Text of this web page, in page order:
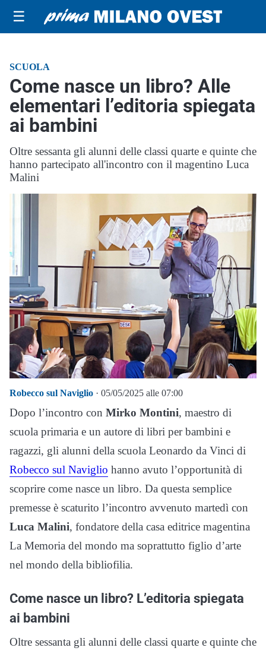
☰
SCUOLA
Come nasce un libro? Alle
elementari l’editoria spiegata
ai bambini
Oltre sessanta gli alunni delle classi quarte e quinte che
hanno partecipato all'incontro con il magentino Luca
Malini
Robecco sul Naviglio · 05/05/2025 alle 07:00
Dopo l’incontro con Mirko Montini, maestro di
scuola primaria e un autore di libri per bambini e
ragazzi, gli alunni della scuola Leonardo da Vinci di
Robecco sul Naviglio hanno avuto l’opportunità di
scoprire come nasce un libro. Da questa semplice
premesse è scaturito l’incontro avvenuto martedì con
Luca Malini, fondatore della casa editrice magentina
La Memoria del mondo ma soprattutto figlio d’arte
nel mondo della bibliofilia.
Come nasce un libro? L’editoria spiegata
ai bambini
Oltre sessanta gli alunni delle classi quarte e quinte che